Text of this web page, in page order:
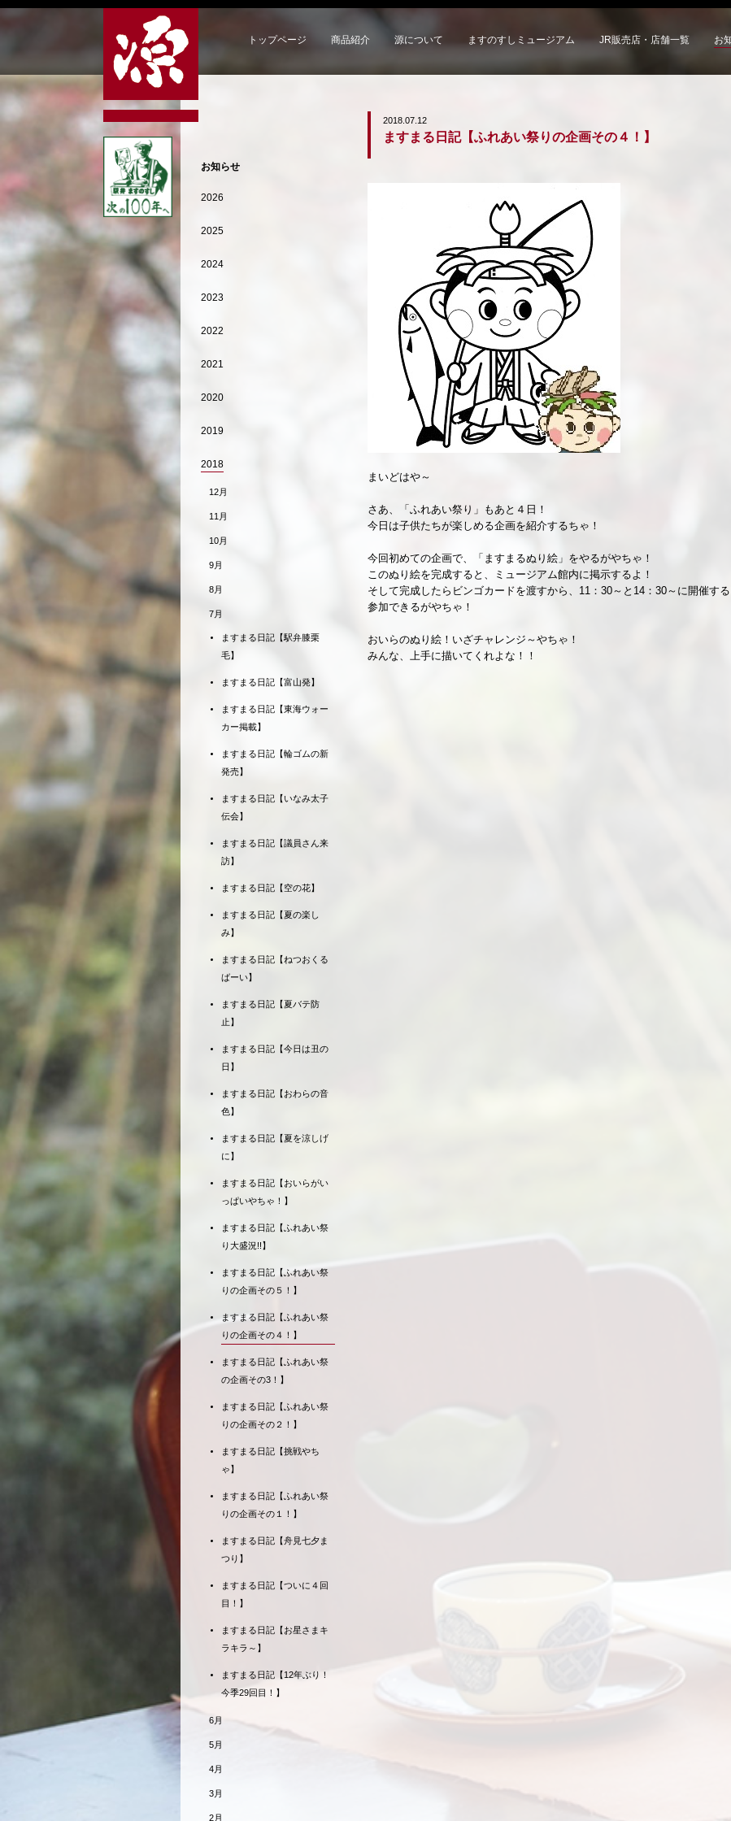
トップページ 商品紹介 源について ますのすしミュージアム JR販売店・店舗一覧 お
2018.07.12
ますまる日記【ふれあい祭りの企画その４！】
まいどはや～
さあ、「ふれあい祭り」もあと４日！
今日は子供たちが楽しめる企画を紹介するちゃ！
今回初めての企画で、「ますまるぬり絵」をやるがやちゃ！
このぬり絵を完成すると、ミュージアム館内に掲示するよ！
そして完成したらビンゴカードを渡すから、11：30～と14：30～に開催す
参加できるがやちゃ！
おいらのぬり絵！いざチャレンジ～やちゃ！
みんな、上手に描いてくれよな！！
お知らせ
2026
2025
2024
2023
2022
2021
2020
2019
2018
12月
11月
10月
9月
8月
7月
ますまる日記【駅弁膝栗
毛】
ますまる日記【富山発】
ますまる日記【東海ウォー
カー掲載】
ますまる日記【輪ゴムの新
発売】
ますまる日記【いなみ太子
伝会】
ますまる日記【議員さん来
訪】
ますまる日記【空の花】
ますまる日記【夏の楽し
み】
ますまる日記【ねつおくる
ばーい】
ますまる日記【夏バテ防
止】
ますまる日記【今日は丑の
日】
ますまる日記【おわらの音
色】
ますまる日記【夏を涼しげ
に】
ますまる日記【おいらがい
っぱいやちゃ！】
ますまる日記【ふれあい祭
り大盛況!!】
ますまる日記【ふれあい祭
りの企画その５！】
ますまる日記【ふれあい祭
りの企画その４！】
ますまる日記【ふれあい祭
の企画その3！】
ますまる日記【ふれあい祭
りの企画その２！】
ますまる日記【挑戦やち
ゃ】
ますまる日記【ふれあい祭
りの企画その１！】
ますまる日記【舟見七夕ま
つり】
ますまる日記【ついに４回
目！】
ますまる日記【お星さまキ
ラキラ～】
ますまる日記【12年ぶり！
今季29回目！】
6月
5月
4月
3月
2月